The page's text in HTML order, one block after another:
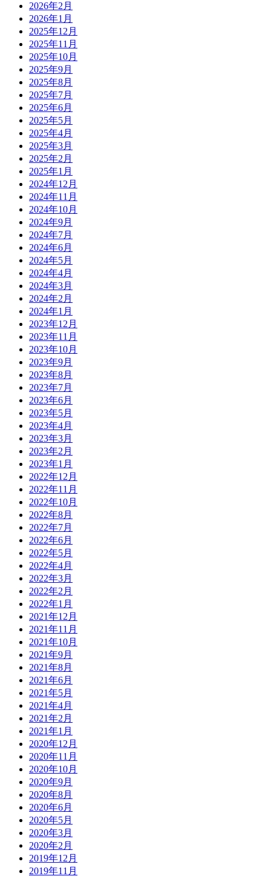
2026年2月
2026年1月
2025年12月
2025年11月
2025年10月
2025年9月
2025年8月
2025年7月
2025年6月
2025年5月
2025年4月
2025年3月
2025年2月
2025年1月
2024年12月
2024年11月
2024年10月
2024年9月
2024年7月
2024年6月
2024年5月
2024年4月
2024年3月
2024年2月
2024年1月
2023年12月
2023年11月
2023年10月
2023年9月
2023年8月
2023年7月
2023年6月
2023年5月
2023年4月
2023年3月
2023年2月
2023年1月
2022年12月
2022年11月
2022年10月
2022年8月
2022年7月
2022年6月
2022年5月
2022年4月
2022年3月
2022年2月
2022年1月
2021年12月
2021年11月
2021年10月
2021年9月
2021年8月
2021年6月
2021年5月
2021年4月
2021年2月
2021年1月
2020年12月
2020年11月
2020年10月
2020年9月
2020年8月
2020年6月
2020年5月
2020年3月
2020年2月
2019年12月
2019年11月